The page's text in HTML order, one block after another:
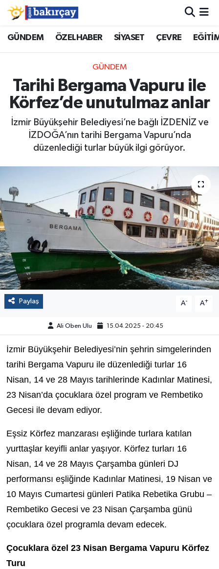
GÜNDEM ÖZELHABER SİYASET ÇEVRE
GÜNDEM
Tarihi Bergama Vapuru ile
Körfez’de unutulmaz anlar
İzmir Büyükşehir Belediyesi’ne bağlı İZDENİZ ve
İZDOĞA’nın tarihi Bergama Vapuru’nda
düzenlediği turlar büyük ilgi görüyor.
Paylaş A- A+
Ali Oben Ulu 15.04.2025 - 20:45
İzmir Büyükşehir Belediyesi’nin şehrin simgelerinden
tarihi Bergama Vapuru ile düzenlediği turlar 16
Nisan, 14 ve 28 Mayıs tarihlerinde Kadınlar Matinesi,
23 Nisan’da çocuklara özel program ve Rembetiko
Gecesi ile devam ediyor.
Eşsiz Körfez manzarası eşliğinde turlara katılan
yurttaşlar keyifli anlar yaşıyor. Körfez turları 16
Nisan, 14 ve 28 Mayıs Çarşamba günleri DJ
performansı eşliğinde Kadınlar Matinesi, 19 Nisan ve
10 Mayıs Cumartesi günleri Patika Rebetika Grubu –
Rembetiko Gecesi ve 23 Nisan Çarşamba günü
çocuklara özel programla devam edecek.
Çocuklara özel 23 Nisan Bergama Vapuru Körfez
Turu
İzmir Nöbetçi Eczaneler
İzmir Hava Durumu
İzmir Namaz Vakitleri
Süper Lig Puan Durumu ve Fikstür
Son Dakika Haberleri
Haber Arşivi